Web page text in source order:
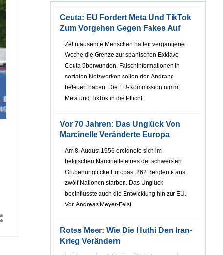
Ceuta: EU Fordert Meta Und TikTok
Zum Vorgehen Gegen Fakes Auf
Zehntausende Menschen hatten vergangene
Woche die Grenze zur spanischen Exklave
Ceuta überwunden. Falschinformationen in
sozialen Netzwerken sollen den Andrang
befeuert haben. Die EU-Kommission nimmt
Meta und TikTok in die Pflicht.
Vor 70 Jahren: Das Unglück Von
Marcinelle Veränderte Europa
Am 8. August 1956 ereignete sich im
belgischen Marcinelle eines der schwersten
Grubenunglücke Europas. 262 Bergleute aus
zwölf Nationen starben. Das Unglück
beeinflusste auch die Entwicklung hin zur EU.
Von Andreas Meyer-Feist.
Rotes Meer: Wie Die Huthi Den Iran-
Krieg Verändern